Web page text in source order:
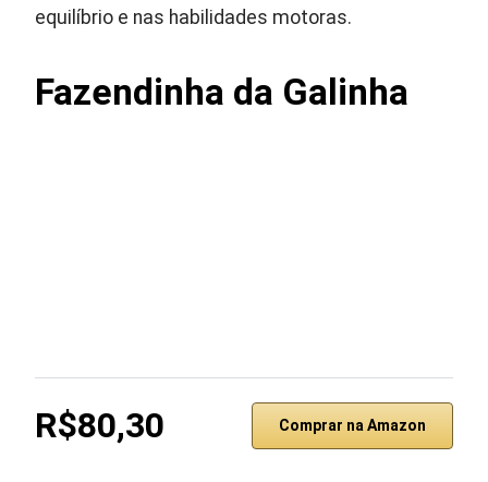
equilíbrio e nas habilidades motoras.
Fazendinha da Galinha
R$80,30 Comprar na Amazon